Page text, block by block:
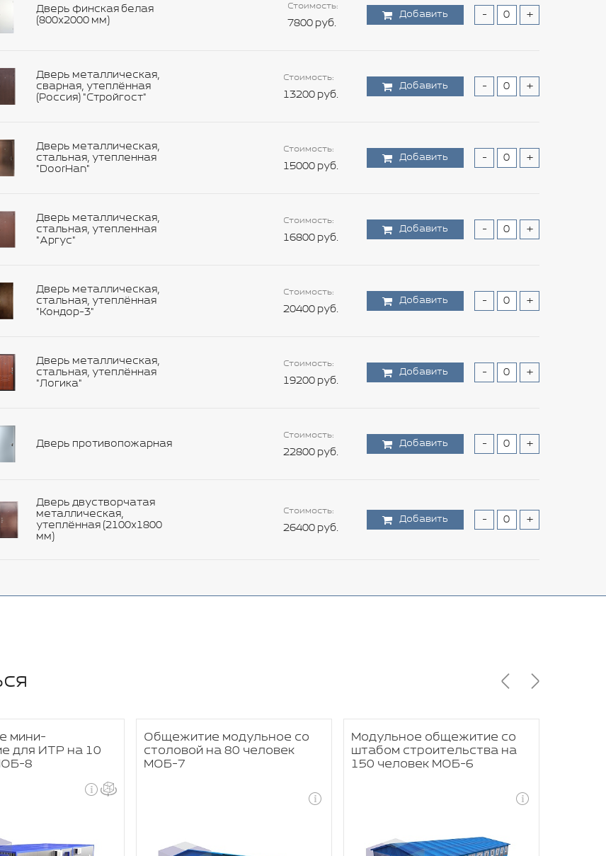
Дверь финская белая
(800х2000 мм)
Стоимость:
7800 руб.
Добавить - +
Дверь металлическая,
сварная, утеплённая
(Россия) "Стройгост"
Стоимость:
13200 руб.
Добавить - +
Дверь металлическая,
стальная, утепленная
"DoorHan"
Стоимость:
15000 руб.
Добавить - +
Дверь металлическая,
стальная, утепленная
"Аргус"
Стоимость:
16800 руб.
Добавить - +
Дверь металлическая,
стальная, утеплённая
"Кондор-3"
Стоимость:
20400 руб.
Добавить - +
Дверь металлическая,
стальная, утеплённая
"Логика"
Стоимость:
19200 руб.
Добавить - +
Дверь противопожарная
Стоимость:
22800 руб.
Добавить - +
Дверь двустворчатая
металлическая,
утеплённая (2100х1800
мм)
Стоимость:
26400 руб.
Добавить - +
мини-
для ИТР на 10
8
Общежитие модульное со
столовой на 80 человек
МОБ-7
Модульное общежитие со
штабом строительства на
150 человек МОБ-6